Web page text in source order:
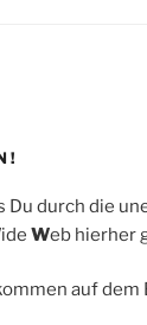
Du durch die
ide Web hierher
auf dem